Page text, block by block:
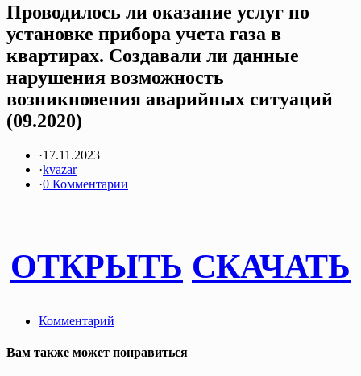
Проводилось ли оказание услуг по
установке прибора учета газа в
квартирах. Создавали ли данные
нарушения возможность
возникновения аварийных ситуаций
(09.2020)
·17.11.2023
·kvazar
·0 Комментарии
ОТКРЫТЬ СКАЧАТЬ
Комментарий
Вам также может понравиться